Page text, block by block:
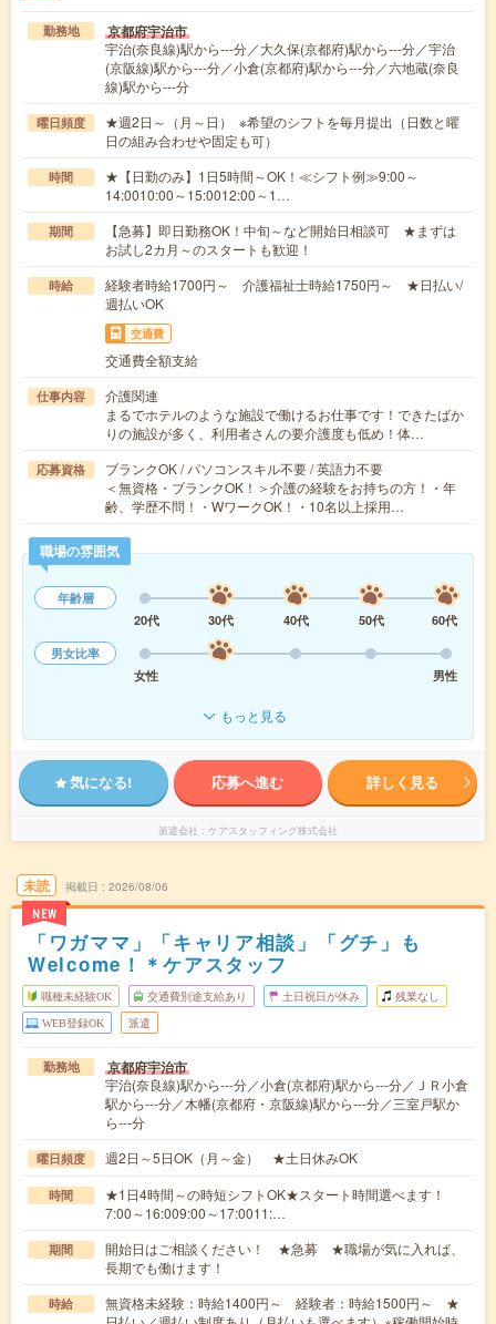
勤務地 京都府宇治市
宇治(奈良線)駅から---分／大久保(京都府)駅から---分／宇治
(京阪線)駅から---分／小倉(京都府)駅から---分／六地蔵(奈良
線)駅から---分
曜日頻度
★週2日～（月～日） ※希望のシフトを毎月提出（日数と曜
日の組み合わせや固定も可）
時間
★【日勤のみ】1日5時間～OK！≪シフト例≫9:00～
14:0010:00～15:0012:00～1…
期間
【急募】即日勤務OK！中旬～など開始日相談可 ★まずは
お試し2カ月～のスタートも歓迎！
時給
経験者時給1700円～ 介護福祉士時給1750円～ ★日払い/
週払いOK
交通費
交通費全額支給
仕事内容
介護関連
まるでホテルのような施設で働けるお仕事です！できたばか
りの施設が多く、利用者さんの要介護度も低め！体…
応募資格
ブランクOK / パソコンスキル不要 / 英語力不要
＜無資格・ブランクOK！＞介護の経験をお持ちの方！・年
齢、学歴不問！・WワークOK！・10名以上採用…
職場の雰囲気
年齢層
20代
30代 40代 50代
60代
男女比率
女性
男性
もっと見る
気になる! 応募へ進む 詳しく見る
派遣会社 ケアスタッフィング株式会社
未読
NEW
掲載日 2026/08/06
「ワガママ」「キャリア相談」「グチ」も
Welcome！＊ケアスタッフ
職種未経験OK 交通費別途支給あり 土日祝日が休み 残業なし
WEB登録OK 派遣
勤務地 京都府宇治市
宇治(奈良線)駅から---分／小倉(京都府)駅から---分／ＪＲ小倉
駅から---分／木幡(京都府・京阪線)駅から---分／三室戸駅か
ら---分
曜日頻度 週2日～5日OK（月～金） ★土日休みOK
時間
★1日4時間～の時短シフトOK★スタート時間選べます！
7:00～16:009:00～17:0011:…
期間
開始日はご相談ください！ ★急募 ★職場が気に入れば、
長期でも働けます！
時給
無資格未経験：時給1400円～ 経験者：時給1500円～ ★